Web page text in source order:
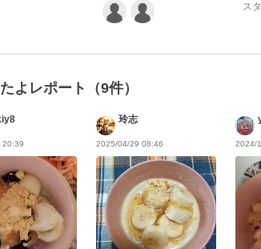
ス
よレポート（9件）
20:39
玲志
2025/04/29 08:46 2024/